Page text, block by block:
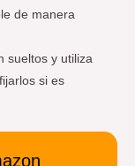
de manera
sueltos y utiliza
si es